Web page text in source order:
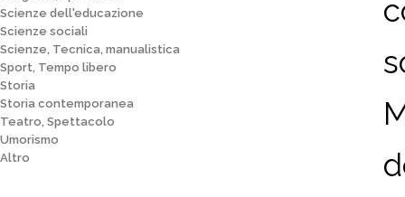
Scienze dell'educazione
Scienze sociali
Scienze, Tecnica, manualistica
Sport, Tempo libero
Storia
Storia contemporanea
Teatro, Spettacolo
Umorismo
Altro